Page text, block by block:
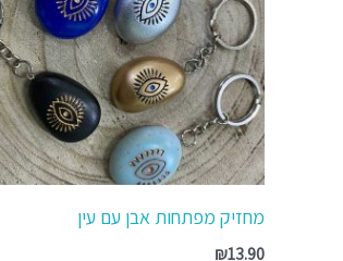
מחזיק מפתחות אבן עם עין
₪13.90
סוגים.
ניתן
לבחור
את
האפשרויות
בעמוד